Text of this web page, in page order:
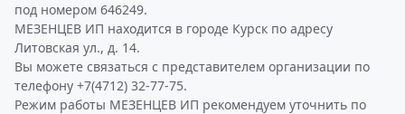
под номером 646249.
МЕЗЕНЦЕВ ИП находится в городе Курск по адресу
Литовская ул., д. 14.
Вы можете связаться с представителем организации по
телефону +7(4712) 32-77-75.
Режим работы МЕЗЕНЦЕВ ИП рекомендуем уточнить по